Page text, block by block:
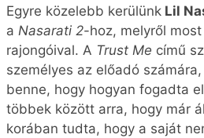
Egyre közelebb kerülünk Lil
a Nasarati 2-hoz, melyről
rajongóival. A Trust Me című
személyes az előadó
benne, hogy hogyan fogadta
többek között arra, hogy már
korában tudta, hogy a saját